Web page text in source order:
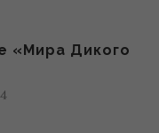
«Мира Дикого